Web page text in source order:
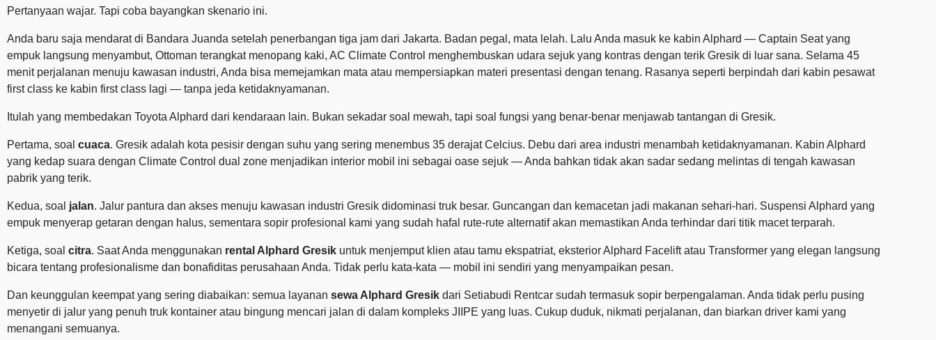
Pertanyaan wajar. Tapi coba bayangkan skenario ini.
Anda baru saja mendarat di Bandara Juanda setelah penerbangan tiga jam dari Jakarta. Badan pegal, mata lelah. Lalu Anda masuk ke kabin Alphard — Captain Seat yang
empuk langsung menyambut, Ottoman terangkat menopang kaki, AC Climate Control menghembuskan udara sejuk yang kontras dengan terik Gresik di luar sana. Selama 45
menit perjalanan menuju kawasan industri, Anda bisa memejamkan mata atau mempersiapkan materi presentasi dengan tenang. Rasanya seperti berpindah dari kabin pesawat
first class ke kabin first class lagi — tanpa jeda ketidaknyamanan.
Itulah yang membedakan Toyota Alphard dari kendaraan lain. Bukan sekadar soal mewah, tapi soal fungsi yang benar-benar menjawab tantangan di Gresik.
Pertama, soal cuaca. Gresik adalah kota pesisir dengan suhu yang sering menembus 35 derajat Celcius. Debu dari area industri menambah ketidaknyamanan. Kabin Alphard
yang kedap suara dengan Climate Control dual zone menjadikan interior mobil ini sebagai oase sejuk — Anda bahkan tidak akan sadar sedang melintas di tengah kawasan
pabrik yang terik.
Kedua, soal jalan. Jalur pantura dan akses menuju kawasan industri Gresik didominasi truk besar. Guncangan dan kemacetan jadi makanan sehari-hari. Suspensi Alphard yang
empuk menyerap getaran dengan halus, sementara sopir profesional kami yang sudah hafal rute-rute alternatif akan memastikan Anda terhindar dari titik macet terparah.
Ketiga, soal citra. Saat Anda menggunakan rental Alphard Gresik untuk menjemput klien atau tamu ekspatriat, eksterior Alphard Facelift atau Transformer yang elegan langsung
bicara tentang profesionalisme dan bonafiditas perusahaan Anda. Tidak perlu kata-kata — mobil ini sendiri yang menyampaikan pesan.
Dan keunggulan keempat yang sering diabaikan: semua layanan sewa Alphard Gresik dari Setiabudi Rentcar sudah termasuk sopir berpengalaman. Anda tidak perlu pusing
menyetir di jalur yang penuh truk kontainer atau bingung mencari jalan di dalam kompleks JIIPE yang luas. Cukup duduk, nikmati perjalanan, dan biarkan driver kami yang
menangani semuanya.